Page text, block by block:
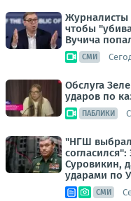
Журналисты
чтобы
Вучича
СМИ
Обслуга
ударов по
ПАБЛИКИ
"НГШ выбрал
Суровикин,
ударами по
СМИ